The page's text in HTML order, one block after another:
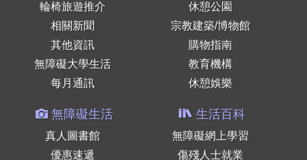
輪椅旅遊推介
相關新聞
其他資訊
無障礙大學生活
每月通訊
休憩公園
宗教建築/博物館
購物指南
教育機構
休憩娛樂
無障礙生活
真人圖書館
優惠速遞
生活百科
無障礙網上學習
傷殘人士就業